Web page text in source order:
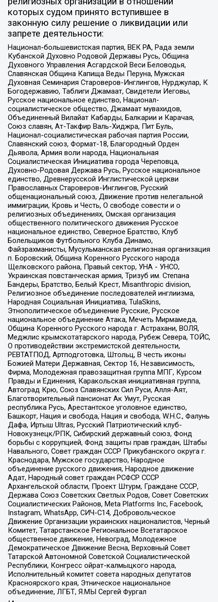
которых судом принято вступившее в
законную силу решение о ликвидации или
запрете деятельности:
Национал-большевистская партия, ВЕК РА, Рада земли
Кубанской Духовно Родовой Державы Русь, Община
Духовного Управления Асгардской Веси Беловодья,
Славянская Община Капища Веды Перуна, Мужская
Духовная Семинария Староверов-Инглингов, Нурджулар, К
Богодержавию, Таблиги Джамаат, Свидетели Иеговы,
Русское национальное единство, Национал-
социалистическое общество, Джамаат мувахидов,
Объединенный Вилайат Кабарды, Балкарии и Карачая,
Союз славян, Ат-Такфир Валь-Хиджра, Пит Буль,
Национал-социалистическая рабочая партия России,
Славянский союз, Формат-18, Благородный Орден
Дьявола, Армия воли народа, Национальная
Социалистическая Инициатива города Череповца,
Духовно-Родовая Держава Русь, Русское национальное
единство, Древнерусской Инглистической церкви
Православных Староверов-Инглингов, Русский
общенациональный союз, Движение против нелегальной
иммиграции, Кровь и Честь, О свободе совести и о
религиозных объединениях, Омская организация
общественного политического движения Русское
национальное единство, Северное Братство, Клуб
Болельщиков Футбольного Клуба Динамо,
Файзрахманисты, Мусульманская религиозная организация
п. Боровский, Община Коренного Русского народа
Щелковского района, Правый сектор, УНА - УНСО,
Украинская повстанческая армия, Тризуб им. Степана
Бандеры, Братство, Белый Крест, Misanthropic division,
Религиозное объединение последователей инглиизма,
Народная Социальная Инициатива, TulaSkins,
Этнополитическое объединение Русские, Русское
национальное объединение Атака, Мечеть Мирмамеда,
Община Коренного Русского народа г. Астрахани, ВОЛЯ,
Меджлис крымскотатарского народа, Рубеж Севера, ТОЙС,
О противодействии экстремистской деятельности,
РЕВТАТПОД, Артподготовка, Штольц, В честь иконы
Божией Матери Державная, Сектор 16, Независимость,
Фирма, Молодежная правозащитная группа МПГ, Курсом
Правды и Единения, Каракольская инициативная группа,
Автоград Крю, Союз Славянских Сил Руси, Алля-Аят,
Благотворительный пансионат Ак Умут, Русская
республика Русь, Арестантское уголовное единство,
Башкорт, Нация и свобода, Нация и свобода, W.H.С., Фалунь
Дафа, Иртыш Ultras, Русский Патриотический клуб-
Новокузнецк/РПК, Сибирский державный союз, Фонд
борьбы с коррупцией, Фонд защиты прав граждан, Штабы
Навального, Совет граждан СССР Прикубанского округа г.
Краснодара, Мужское государство, Народное
объединение русского движения, Народное движение
Адат, Народный совет граждан РСФСР СССР
Архангельской области, Проект Штурм, Граждане СССР,
Держава Союз Советских Светлых Родов, Совет Советских
Социалистических Районов, Meta Platforms Inc, Facebook,
Instagram, WhatsApp, СИЧ-С14, Добровольческое
Движение Организации украинских националистов, Черный
Комитет, Татарстанское Региональное Всетатарское
общественное движение, Невоград, Молодежное
Демократическое Движение Весна, Верховный Совет
Татарской Автономной Советской Социалистической
Республики, Конгресс ойрат-калмыцкого народа,
Исполнительный комитет совета народных депутатов
Красноярского края, Этническое национальное
объединение, ЛГБТ, Я.МЫ Сергей Фургал